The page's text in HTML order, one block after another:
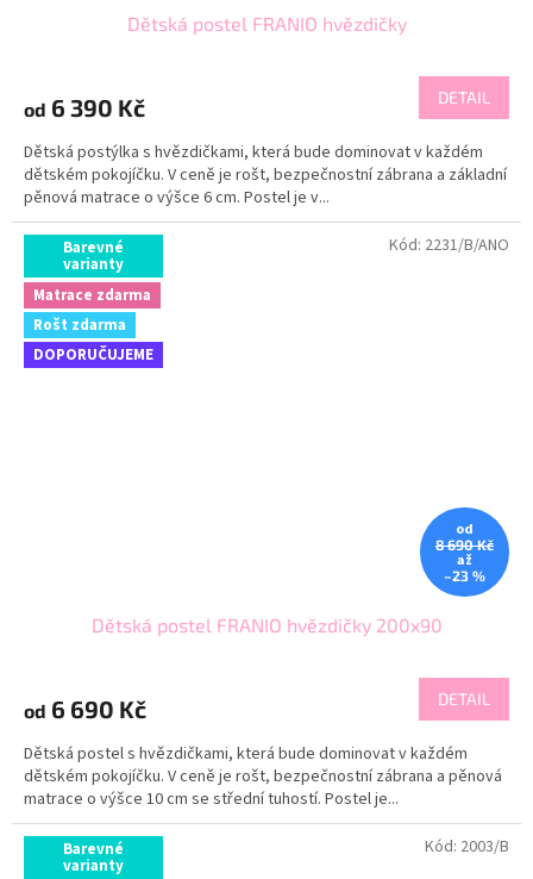
Dětská postel FRANIO hvězdičky
od 6 390 Kč DETAIL
Dětská postýlka s hvězdičkami, která bude dominovat v každém
dětském pokojíčku. V ceně je rošt, bezpečnostní zábrana a základní
pěnová matrace o výšce 6 cm. Postel je v...
Barevné
varianty
Matrace zdarma
Rošt zdarma
DOPORUČUJEME
od
8 690 Kč
až
–23 %
Dětská postel FRANIO hvězdičky 200x90
od 6 690 Kč DETAIL
Dětská postel s hvězdičkami, která bude dominovat v každém
dětském pokojíčku. V ceně je rošt, bezpečnostní zábrana a pěnová
matrace o výšce 10 cm se střední tuhostí. Postel je...
Kód: 2231/B/ANO
Barevné
varianty
Kód: 2003/B